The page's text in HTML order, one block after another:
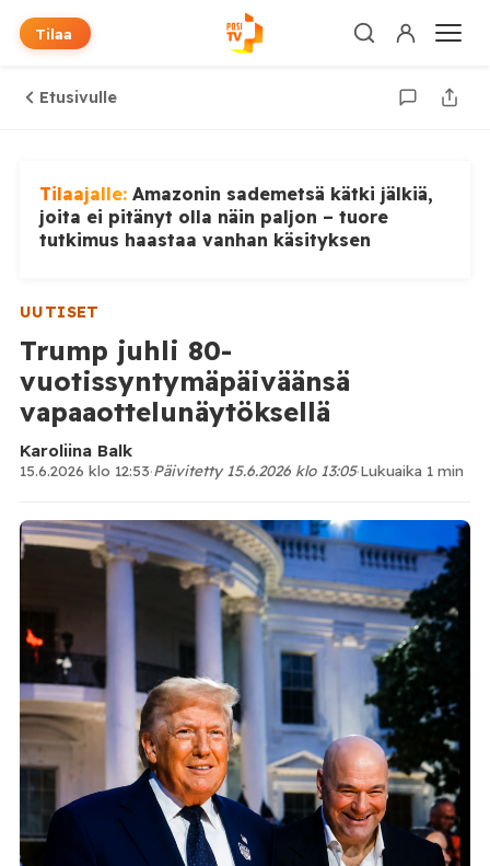
Tilaa
Etusivulle
Tilaajalle: Amazonin sademetsä kätki jälkiä,
joita ei pitänyt olla näin paljon – tuore
tutkimus haastaa vanhan käsityksen
UUTISET
Trump juhli 80-
vuotissyntymäpäiväänsä
vapaaottelunäytöksellä
Karoliina Balk
15.6.2026 klo 12:53·Päivitetty 15.6.2026 klo 13:05·Lukuaika 1 min